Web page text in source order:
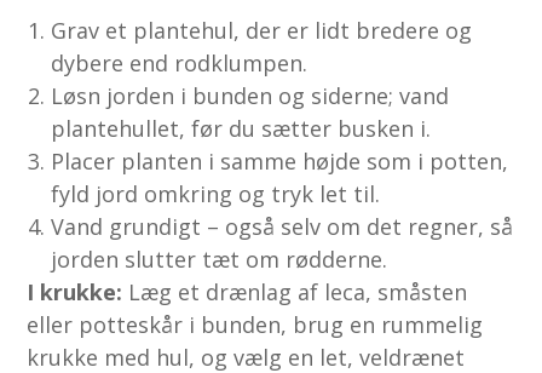
Grav et plantehul, der er lidt bredere og
dybere end rodklumpen.
Løsn jorden i bunden og siderne; vand
plantehullet, før du sætter busken i.
Placer planten i samme højde som i potten,
fyld jord omkring og tryk let til.
Vand grundigt – også selv om det regner, så
jorden slutter tæt om rødderne.
I krukke: Læg et drænlag af leca, småsten
eller potteskår i bunden, brug en rummelig
krukke med hul, og vælg en let, veldrænet